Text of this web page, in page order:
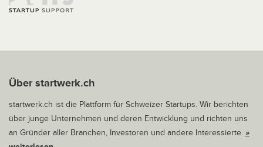
Über startwerk.ch
startwerk.ch ist die Plattform für Schweizer Startups. Wir berichten
über junge Unternehmen und deren Entwicklung und richten uns
an Gründer aller Branchen, Investoren und andere Interessierte. »